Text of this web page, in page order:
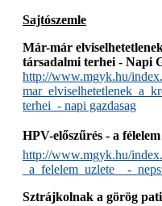
Sajtószemle
Már-már
társadalmi terhei - Napi
http://www.mgyk.hu/
terhei_- napi gazdasag
HPV-előszűrés - a félelem
http://www.mgyk.hu/
_a_felelem_uzlete__-
Sztrájkolnak a görög